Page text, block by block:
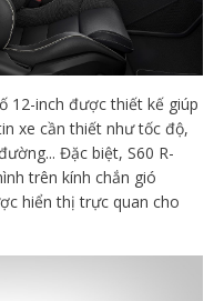
12-inch được thiết kế giúp
xe cần thiết như tốc độ,
Đặc biệt, S60 R-
trên kính chắn gió
hiển thị trực quan cho